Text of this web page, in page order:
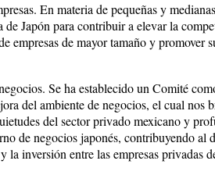
En materia de pequeñas y
de Japón para contribuir a elevar la
empresas de mayor tamaño y promover
Se ha establecido un Comité
del ambiente de negocios, el cual nos
del sector privado mexicano y
de negocios japonés, contribuyendo al
la inversión entre las empresas privadas